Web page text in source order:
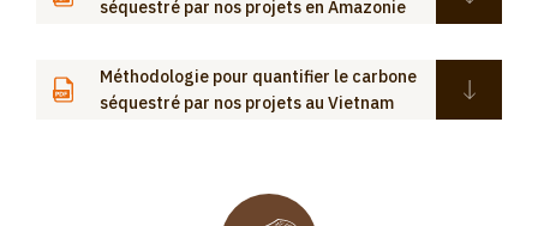
séquestré par nos projets en Amazonie
Méthodologie pour quantifier le carbone
séquestré par nos projets au Vietnam